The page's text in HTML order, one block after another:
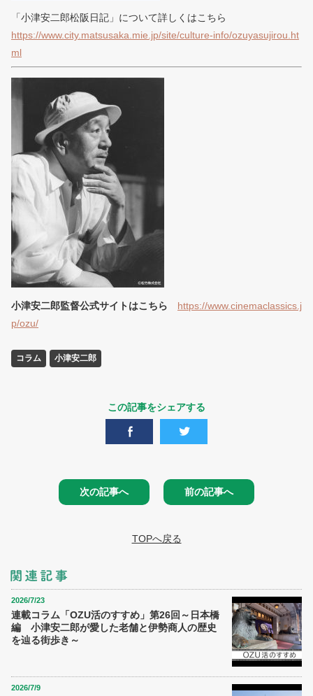
「小津安二郎松阪日記」について詳しくはこちら
https://www.city.matsusaka.mie.jp/site/culture-info/ozuyasujirou.ht
ml
小津安二郎監督公式サイトはこちら https://www.cinemaclassics.j
p/ozu/
コラム 小津安二郎
この記事をシェアする
次の記事へ 前の記事へ
TOPへ戻る
2026/7/23
連載コラム「OZU活のすすめ」第26回～日本橋
編 小津安二郎が愛した老舗と伊勢商人の歴史
を辿る街歩き～
2026/7/9